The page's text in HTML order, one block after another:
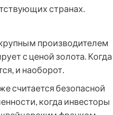
странах.
производителем
с ценой золота. Когда
и наоборот.
считается безопасной
когда инвесторы